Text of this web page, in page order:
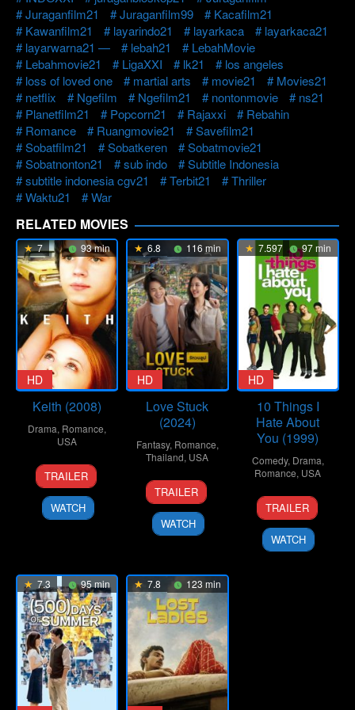
Juraganfilm21
Juraganfilm99
Kacafilm21
Kawanfilm21
layarindo21 layarkaca
layarkaca21
layarwarna21 —
lebah21
LebahMovie
Lebahmovie21
LigaXXI lk21
los angeles
loss of loved one
martial arts movie21
Movies21
netflix
Ngefilm Ngefilm21 nontonmovie
ns21
Planetfilm21
Popcorn21 Rajaxxi
Rebahin
Romance
Ruangmovie21
Savefilm21
Sobatfilm21
Sobatkeren
Sobatmovie21
Sobatnonton21
sub indo
Subtitle Indonesia
subtitle indonesia cgv21
Terbit21
Thriller
Waktu21
War
RELATED MOVIES
7 93 min
HD
Keith (2008)
Drama, Romance,
USA
13
Sep
2008
Todd
Kessler
TRAILER
WATCH
6.8 116 min
HD
Love Stuck
(2024)
Fantasy, Romance,
Thailand, USA
16
Oct
2024
Chongdol
Sukulworaphat
TRAILER
WATCH
7.597 97 min
HD
10 Things I
Hate About
You (1999)
Comedy, Drama,
Romance, USA
30
Mar
1999
Gil
Junger
TRAILER
WATCH
7.3 95 min 7.8 123 min